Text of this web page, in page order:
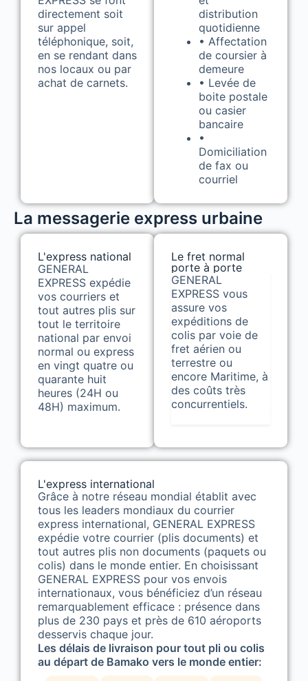
directement soit
sur appel
téléphonique, soit,
en se rendant dans
nos locaux ou par
achat de carnets.
distribution
quotidienne
• Affectation
de coursier à
demeure
• Levée de
boite postale
ou casier
bancaire
•
Domiciliation
de fax ou
courriel
La messagerie express urbaine
L'express national
GENERAL
EXPRESS expédie
vos courriers et
tout autres plis sur
tout le territoire
national par envoi
normal ou express
en vingt quatre ou
quarante huit
heures (24H ou
48H) maximum.
Le fret normal
porte à porte
GENERAL
EXPRESS vous
assure vos
expéditions de
colis par voie de
fret aérien ou
terrestre ou
encore Maritime, à
des coûts très
concurrentiels.
L'express international
Grâce à notre réseau mondial établit avec
tous les leaders mondiaux du courrier
express international, GENERAL EXPRESS
expédie votre courrier (plis documents) et
tout autres plis non documents (paquets ou
colis) dans le monde entier. En choisissant
GENERAL EXPRESS pour vos envois
internationaux, vous bénéficiez d’un réseau
remarquablement efficace : présence dans
plus de 230 pays et près de 610 aéroports
desservis chaque jour.
Les délais de livraison pour tout pli ou colis
au départ de Bamako vers le monde entier: